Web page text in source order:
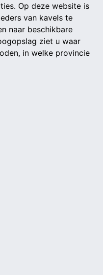
Op deze website is
van kavels te
naar beschikbare
ziet u waar
in welke provincie